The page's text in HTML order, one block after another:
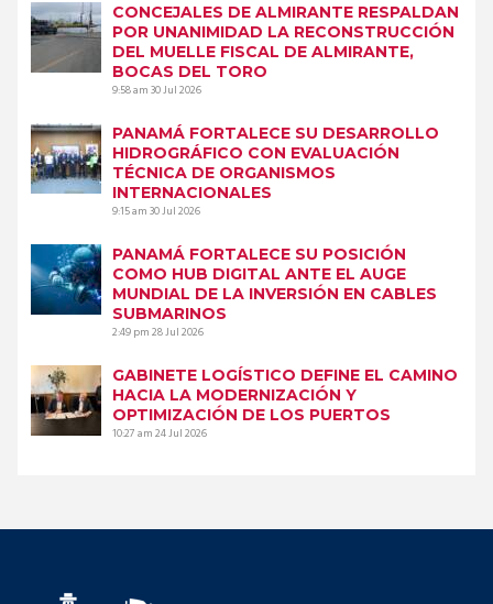
CONCEJALES DE ALMIRANTE RESPALDAN
POR UNANIMIDAD LA RECONSTRUCCIÓN
DEL MUELLE FISCAL DE ALMIRANTE,
BOCAS DEL TORO
9:58 am30 Jul 2026
PANAMÁ FORTALECE SU DESARROLLO
HIDROGRÁFICO CON EVALUACIÓN
TÉCNICA DE ORGANISMOS
INTERNACIONALES
9:15 am30 Jul 2026
PANAMÁ FORTALECE SU POSICIÓN
COMO HUB DIGITAL ANTE EL AUGE
MUNDIAL DE LA INVERSIÓN EN CABLES
SUBMARINOS
2:49 pm28 Jul 2026
GABINETE LOGÍSTICO DEFINE EL CAMINO
HACIA LA MODERNIZACIÓN Y
OPTIMIZACIÓN DE LOS PUERTOS
10:27 am24 Jul 2026